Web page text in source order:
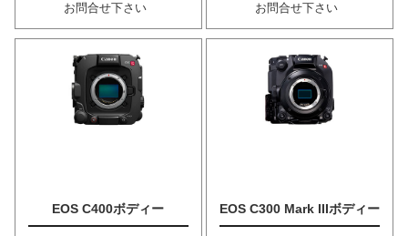
お問合せ下さい
お問合せ下さい
EOS C400ボディー EOS C300 Mark IIIボディー